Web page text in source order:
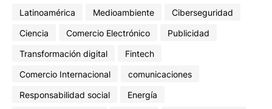
Latinoamérica
Medioambiente
Ciberseguridad
Ciencia
Comercio Electrónico
Publicidad
Transformación digital
Fintech
Comercio Internacional
comunicaciones
Responsabilidad social
Energía